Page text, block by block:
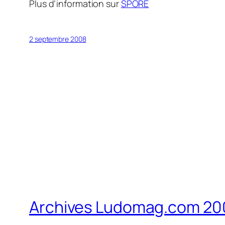
Plus d’information surSPORE
2 septembre 2008
Archives Ludomag.com